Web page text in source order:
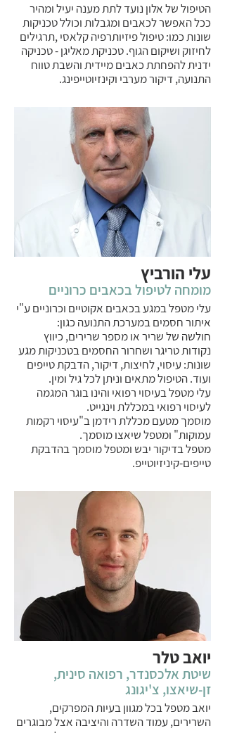
הטיפול של אלון נועד לתת מענה יעיל ומהיר
ככל האפשר לכאבים ומגבלות וכולל טכניקות
שונות כמו: טיפול פיזיותרפיה קלאסי ,תרגילים
לחיזוק ושיקום הגוף. טכניקת מאליגן - טכניקה
ידנית להפחתת כאבים מיידית והשבת טווח
התנועה, דיקור מערבי וקינזיוטייפינג.
עלי הורביץ
מומחה לטיפול בכאבים כרוניים
עלי מטפל במגע בכאבים אקוטיים וכרוניים ע"י
איתור חסמים במערכת התנועה כגון:
חולשה של שריר או מספר שרירים, כיווץ
נקודות טריגר ושחרור החסמים בטכניקות מגע
שונות: עיסוי, לחיצות, דיקור, הדבקת טייפים
ועוד. הטיפול מתאים וניתן לכל גיל ומין.
עלי מטפל בעיסוי רפואי והינו בוגר המגמה
לעיסוי רפואי במכללת וינגייט.
מוסמך מטעם מכללת רידמן ב"עיסוי רקמות
עמוקות" ומטפל שיאצו מוסמך.
מטפל בדיקור יבש ומטפל מוסמך בהדבקת
טייפים-קיניזיוטייפ.
יואב טלר
שיטת אלכסנדר, רפואה סינית,
זן-שיאצו, צ'יגונג
יואב מטפל בכל מגוון בעיות המפרקים,
השרירים, עמוד השדרה והיציבה אצל מבוגרים